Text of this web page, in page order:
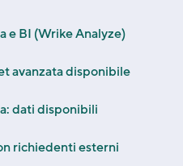
e BI (Wrike Analyze)
avanzata disponibile
dati disponibili
richiedenti esterni